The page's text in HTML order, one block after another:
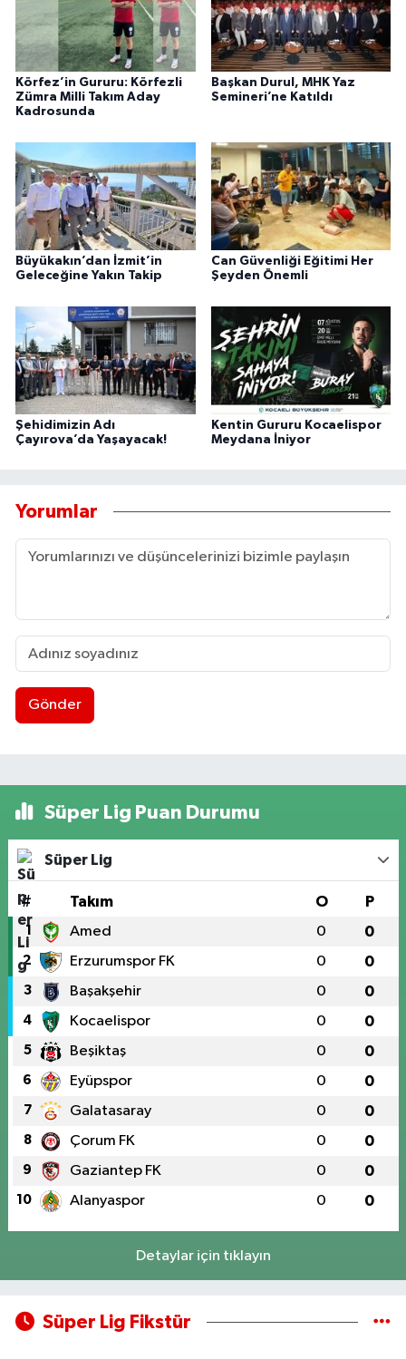
Körfez’in Gururu: Körfezli
Zümra Milli Takım Aday
Kadrosunda
Başkan Durul, MHK Yaz
Semineri’ne Katıldı
Büyükakın’dan İzmit’in
Geleceğine Yakın Takip
Can Güvenliği Eğitimi Her
Şeyden Önemli
Şehidimizin Adı
Çayırova’da Yaşayacak!
Kentin Gururu Kocaelispor
Meydana İniyor
Yorumlar
Gönder
Süper Lig Puan Durumu
Süper Lig
# Takım O P
1 Amed 0 0
2 Erzurumspor FK 0 0
3 Başakşehir 0 0
4 Kocaelispor 0 0
5 Beşiktaş 0 0
6 Eyüpspor 0 0
7 Galatasaray 0 0
8 Çorum FK 0 0
9 Gaziantep FK 0 0
10 Alanyaspor 0 0
Detaylar için tıklayın
Süper Lig Fikstür